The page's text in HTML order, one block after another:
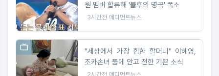
원 멤버 합류해 '불후의 명곡' 폭소
3시간전 메디먼트뉴스
"세상에서 가장 힙한 할머니" 이혜영,
조카손녀 품에 안고 전한 기쁜 소식
2시간전 메디먼트뉴스